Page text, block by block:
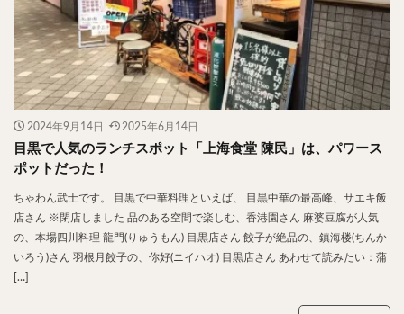
2024年9月14日 2025年6月14日
目黒で人気のランチスポット「上海食堂 陳民」は、パワース
ポットだった！
ちゃわん武士です。 目黒で中華料理といえば、 目黒中華の最高峰、サエキ飯
店さん ※閉店しました 品のある空間で楽しむ、香港園さん 麻婆豆腐が人気
の、本場四川料理 龍門(りゅうもん) 目黒店さん 餃子が絶品の、鎮海楼(ちんか
いろう)さん 羽根月餃子の、你好(ニイハオ) 目黒店さん あわせて読みたい：蒲
[…]